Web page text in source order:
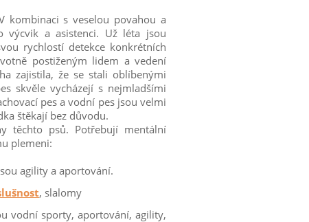
kombinaci s veselou povahou a
výcvik a asistenci. Už léta jsou
rychlostí detekce konkrétních
postiženým lidem a vedení
zajistila, že se stali oblíbenými
skvěle vycházejí s nejmladšími
pes a vodní pes jsou velmi
štěkají bez důvodu.
těchto psů. Potřebují mentální
plemeni:
agility a aportování.
, slalomy
vodní sporty, aportování, agility,